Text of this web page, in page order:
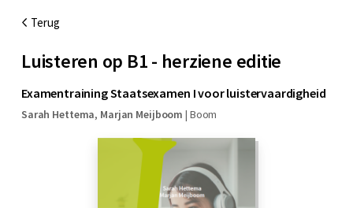
Terug
Luisteren op B1 - herziene editie
Examentraining Staatsexamen I voor luistervaardigheid
Sarah Hettema, Marjan Meijboom | Boom